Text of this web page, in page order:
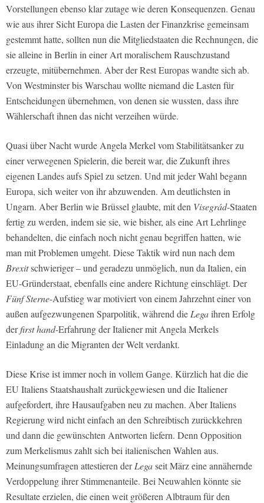
Vorstellungen ebenso klar zutage wie deren Konsequenzen. Genau
wie aus ihrer Sicht Europa die Lasten der Finanzkrise gemeinsam
gestemmt hatte, sollten nun die Mitgliedstaaten die Rechnungen, die
sie alleine in Berlin in einer Art moralischem Rauschzustand
erzeugte, mitübernehmen. Aber der Rest Europas wandte sich ab.
Von Westminster bis Warschau wollte niemand die Lasten für
Entscheidungen übernehmen, von denen sie wussten, dass ihre
Wählerschaft ihnen das nicht verzeihen würde.
Quasi über Nacht wurde Angela Merkel vom Stabilitätsanker zu
einer verwegenen Spielerin, die bereit war, die Zukunft ihres
eigenen Landes aufs Spiel zu setzen. Und mit jeder Wahl begann
Europa, sich weiter von ihr abzuwenden. Am deutlichsten in
Ungarn. Aber Berlin wie Brüssel glaubte, mit den Visegrád-Staaten
fertig zu werden, indem sie sie, wie bisher, als eine Art Lehrlinge
behandelten, die einfach noch nicht genau begriffen hatten, wie
man mit Problemen umgeht. Diese Taktik wird nun nach dem
Brexitschwieriger – und geradezu unmöglich, nun da Italien, ein
EU-Gründerstaat, ebenfalls eine andere Richtung einschlägt. Der
Fünf Sterne-Aufstieg war motiviert von einem Jahrzehnt einer von
außen aufgezwungenen Sparpolitik, während die Legaihren Erfolg
derfirst hand-Erfahrung der Italiener mit Angela Merkels
Einladung an die Migranten der Welt verdankt.
Diese Krise ist immer noch in vollem Gange. Kürzlich hat die die
EU Italiens Staatshaushalt zurückgewiesen und die Italiener
aufgefordert, ihre Hausaufgaben neu zu machen. Aber Italiens
Regierung wird nicht einfach an den Schreibtisch zurückkehren
und dann die gewünschten Antworten liefern. Denn Opposition
zum Merkelismus zahlt sich bei italienischen Wahlen aus.
Meinungsumfragen attestieren derLegaseit März eine annähernde
Verdoppelung ihrer Stimmenanteile. Bei Neuwahlen könnte sie
Resultate erzielen, die einen weit größeren Albtraum für den